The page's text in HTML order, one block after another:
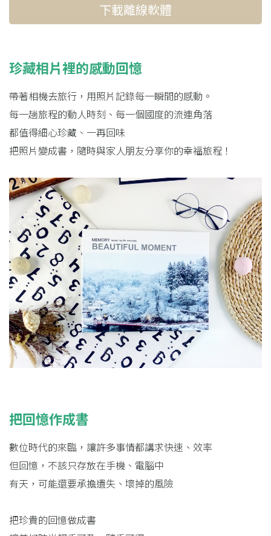
下載離線軟體
珍藏相片裡的感動回憶
帶著相機去旅行，用照片記錄每一瞬間的感動。
每一趟旅程的動人時刻、每一個國度的流連角落
都值得細心珍藏、一再回味
把照片變成書，隨時與家人朋友分享你的幸福旅程！
把回憶作成書
數位時代的來臨，讓許多事情都講求快速、效率
但回憶，不該只存放在手機、電腦中
有天，可能還要承擔遺失、壞掉的風險
把珍貴的回憶做成書